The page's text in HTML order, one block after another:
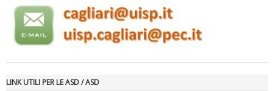
LINK UTILI PER LE ASD / ASD